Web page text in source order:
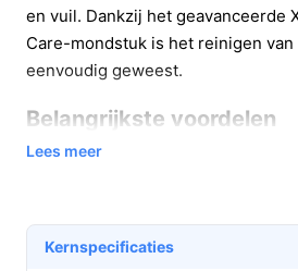
en vuil. Dankzij het geavanceerde
Care-mondstuk is het reinigen
eenvoudig geweest.
Belangrijkste voordelen
Deze steelstofzuiger zit boordevol
Onafhankelijke werking:
Lees meer
Kernspecificaties